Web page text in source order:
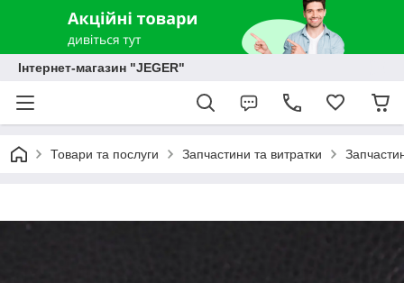
Інтернет-магазин "JEGER"
Товари та послуги Запчастини та витратки